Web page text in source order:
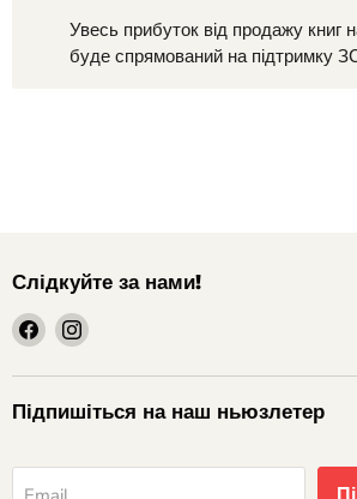
Увесь прибуток від продажу книг
буде спрямований на підтримку
Слідкуйте за нами!
шукайте
нас
на
Facebook
шукайте
на
Instagram
Підпишіться на наш ньюзлетер